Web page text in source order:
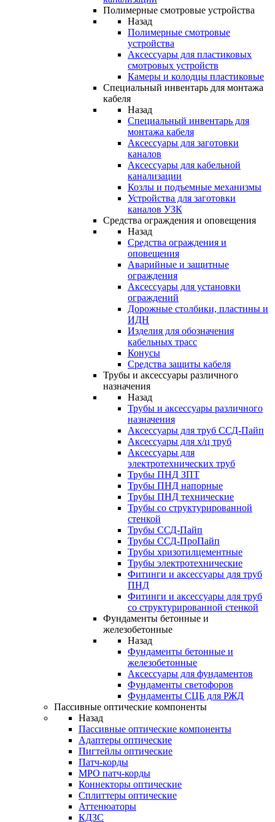
Полимерные смотровые устройства
Назад
Полимерные смотровые
устройства
Аксессуары для пластиковых
смотровых устройств
Камеры и колодцы пластиковые
Специальный инвентарь для монтажа
кабеля
Назад
Специальный инвентарь для
монтажа кабеля
Аксессуары для заготовки
каналов
Аксессуары для кабельной
канализации
Козлы и подъемные механизмы
Устройства для заготовки
каналов УЗК
Средства ограждения и оповещения
Назад
Средства ограждения и
оповещения
Аварийные и защитные
ограждения
Аксессуары для установки
ограждений
Дорожные столбики, пластины и
ИДН
Изделия для обозначения
кабельных трасс
Конусы
Средства защиты кабеля
Трубы и аксессуары различного
назначения
Назад
Трубы и аксессуары различного
назначения
Аксессуары для труб ССД-Пайп
Аксессуары для х/ц труб
Аксессуары для
электротехнических труб
Трубы ПНД ЗПТ
Трубы ПНД напорные
Трубы ПНД технические
Трубы со структурированной
стенкой
Трубы ССД-Пайп
Трубы ССД-ПроПайп
Трубы хризотилцементные
Трубы электротехнические
Фитинги и аксессуары для труб
ПНД
Фитинги и аксессуары для труб
со структурированной стенкой
Фундаменты бетонные и
железобетонные
Назад
Фундаменты бетонные и
железобетонные
Аксессуары для фундаментов
Фундаменты светофоров
Фундаменты СЦБ для РЖД
Пассивные оптические компоненты
Назад
Пассивные оптические компоненты
Адаптеры оптические
Пигтейлы оптические
Патч-корды
MPO патч-корды
Коннекторы оптические
Сплиттеры оптические
Аттенюаторы
КДЗС